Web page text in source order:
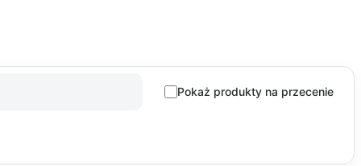
Pokaż produkty na przecenie